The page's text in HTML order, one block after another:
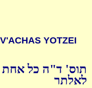
YOTZEI
תוס' ד"ה כל אחת
לאלתר